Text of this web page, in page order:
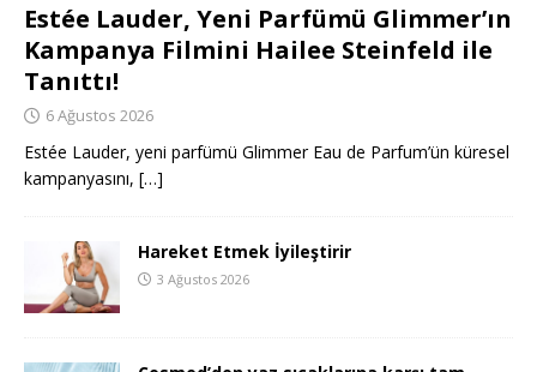
Estée Lauder, Yeni Parfümü Glimmer’ın
Kampanya Filmini Hailee Steinfeld ile
Tanıttı!
6 Ağustos 2026
Estée Lauder, yeni parfümü Glimmer Eau de Parfum’ün küresel
kampanyasını, […]
Hareket Etmek İyileştirir
3 Ağustos 2026